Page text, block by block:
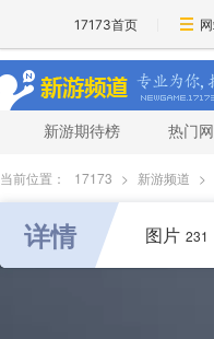
17173首页
新游期待榜 热门
当前位置： 17173 > 新游频道 >
详情 图片 231